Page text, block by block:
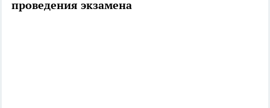
проведения экзамена